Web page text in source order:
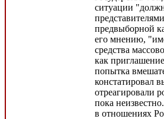
ситуации
предвыборной
его мнению,
средства
как
попытка
констатировал
отреагировали
пока
в отношениях